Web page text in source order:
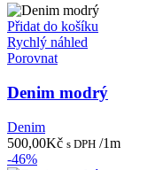
Přidat do košíku
Rychlý náhled
Porovnat
Denim modrý
Denim
500,00Kč s DPH /1m
-46%